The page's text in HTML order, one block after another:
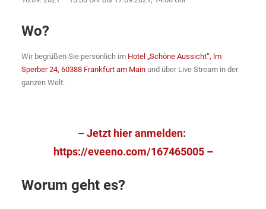
Wo?
Wir begrüßen Sie persönlich im Hotel „Schöne Aussicht“, lm
Sperber 24, 60388 Frankfurt am Main und über Live Stream in der
ganzen Welt.
– Jetzt hier anmelden:
https://eveeno.com/167465005 –
Worum geht es?